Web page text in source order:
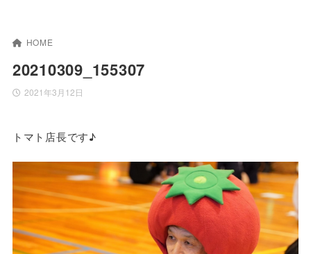
HOME
20210309_155307
2021年3月12日
トマト店長です♪